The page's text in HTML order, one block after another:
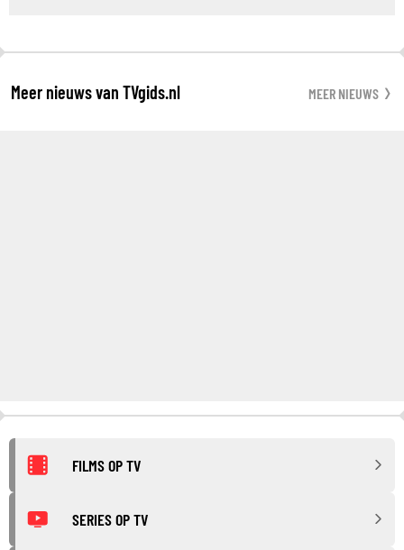
Meer nieuws van TVgids.nl MEER NIEUWS
FILMS OP TV
SERIES OP TV